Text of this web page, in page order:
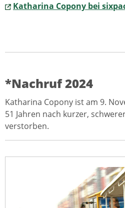
Katharina Copony bei
*Nachruf 2024
Katharina Copony ist am 9.
51 Jahren nach kurzer,
verstorben.